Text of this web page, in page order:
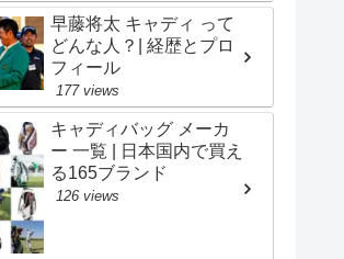
早藤将太 キャディ って
どんな人？| 経歴とプロ
フィール
177 views
キャディバッグ メーカ
ー 一覧 | 日本国内で買え
る165ブランド
126 views